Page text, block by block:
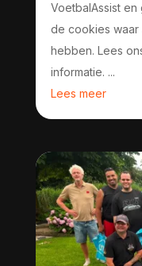
VoetbalAssist
de cookies waar
hebben. Lees
informatie. ...
Lees meer